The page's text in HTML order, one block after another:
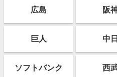
広島 阪
巨人 中日
ソフト バンク 西